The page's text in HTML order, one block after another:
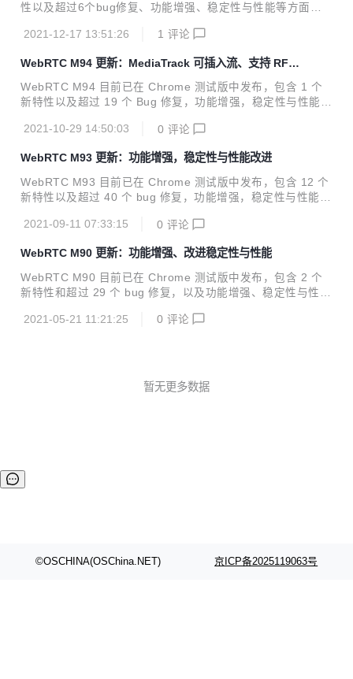
性以及超过6个bug修复、功能增强、稳定性与性能等方面的
关内容，帮助开发者获得最新资讯，走在行业前沿。 01.亮点
里程碑。详情见公告。 02. 功能及问题修复 可登陆：https://b
ugs.chromium.org/p/webrtc/issues/list 输入问题 ID 即可查
询 Bug 详情。 No.1 类型：Feature 问题 ID：1146942 描
述：chromium/webrtc使用...
2021-12-17 13:51:26 1 评论
WebRTC M94 更新：MediaTrack 可插入流、支持 RFC
2198 冗余项
WebRTC M94 目前已在 Chrome 测试版中发布，包含 1 个
新特性以及超过 19 个 Bug 修复，功能增强，稳定性与性能等
diaStreamTrack 的可插入流 API 目前可以作为稳定 Web API
修改音频或视频流。 更多有关信息见：https://web.dev/medi
astreamtrack-insertable-media-processing/ 2. 非标准的 R
TCConfiguration.offerExtmapAllowM...
2021-10-29 14:50:03 0 评论
WebRTC M93 更新：功能增强，稳定性与性能改进
WebRTC M93 目前已在 Chrome 测试版中发布，包含 12 个
新特性以及超过 40 个 bug 修复，功能增强，稳定性与性能等
2021-09-11 07:33:15
0 评论
WebRTC M90 更新：功能增强、改进稳定性与性能
WebRTC M90 目前已在 Chrome 测试版中发布，包含 2 个
新特性和超过 29 个 bug 修复，以及功能增强、稳定性与性能
相关内容，帮助开发者获得最新资讯，走在行业前沿。 01. 公
s 源试用版 该 API 是 MediaStream 和 WebCodecs ...
2021-05-21 11:21:25 0 评论
暂无更多数据
©OSCHINA(OSChina.NET) 京ICP备2025119063号